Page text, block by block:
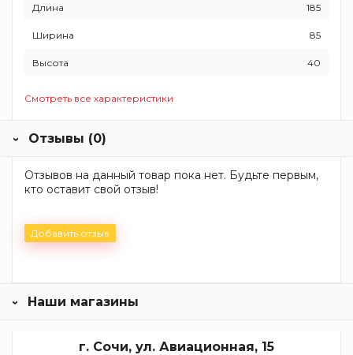
Длина 185
Ширина 85
Высота 40
Смотреть все характеристики
Отзывы (0)
Отзывов на данный товар пока нет. Будьте первым,
кто оставит свой отзыв!
Добавить отзыв
Наши магазины
г. Сочи, ул. Авиационная, 15